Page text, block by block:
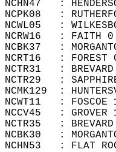
NCHN47   :
NCPK08   :
NCWL05   :
NCRW16   :
NCBK37   :
NCRT16   :
NCTR31   :
NCTR29   :
NCMK129  :
NCWT11   :
NCCV45   :
NCTR35   :
NCBK30   :
NCHN53   :